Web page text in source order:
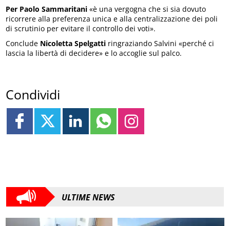
Per Paolo Sammaritani «è una vergogna che si sia dovuto
ricorrere alla preferenza unica e alla centralizzazione dei poli
di scrutinio per evitare il controllo dei voti».
Conclude Nicoletta Spelgatti ringraziando Salvini «perché ci
lascia la libertà di decidere» e lo accoglie sul palco.
Condividi
ULTIME NEWS